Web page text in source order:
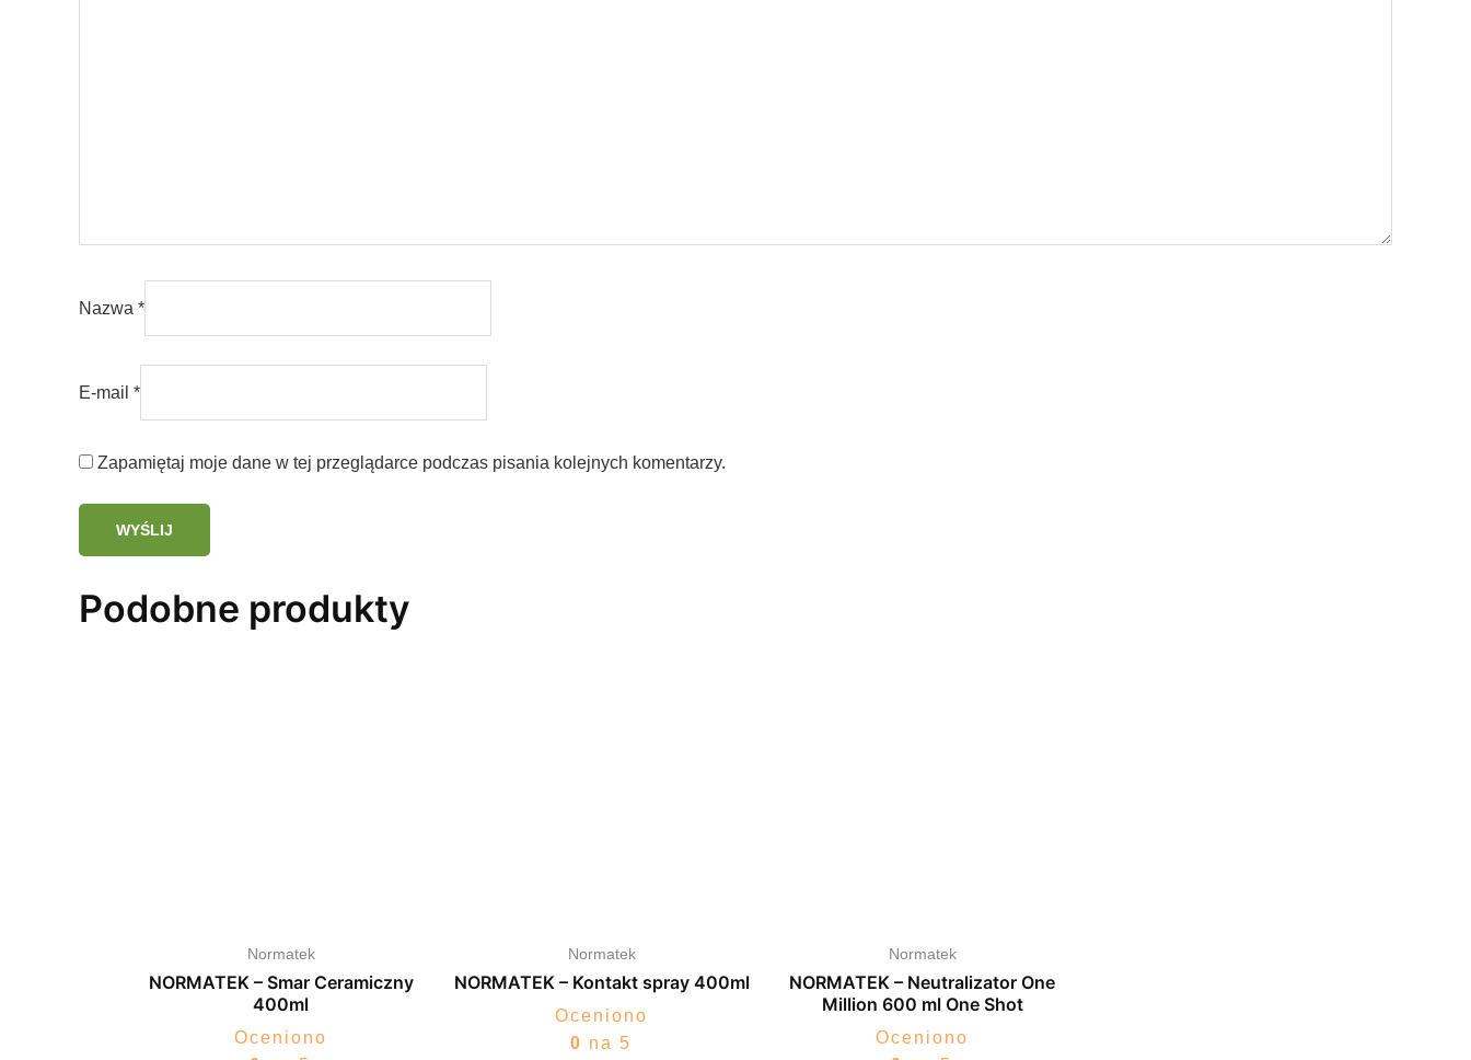
Nazwa *
E-mail *
Zapamiętaj moje dane w tej przeglądarce podczas pisania kolejnych komentarzy.
Podobne produkty
Normatek
NORMATEK – Smar Ceramiczny
400ml
Oceniono
Normatek
NORMATEK – Kontakt spray 400ml
Oceniono
0 na 5
Normatek
NORMATEK – Neutralizator One
Million 600 ml One Shot
Oceniono